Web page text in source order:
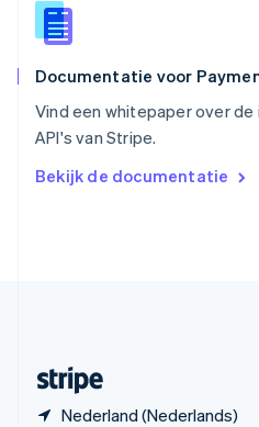
Documentatie voor
Vind een whitepaper over
API's van Stripe.
Bekijk de documentatie
Nederland (Nederlands)
Español
Thailand
Tsjechië
Vasteland van China
简体中文English
English